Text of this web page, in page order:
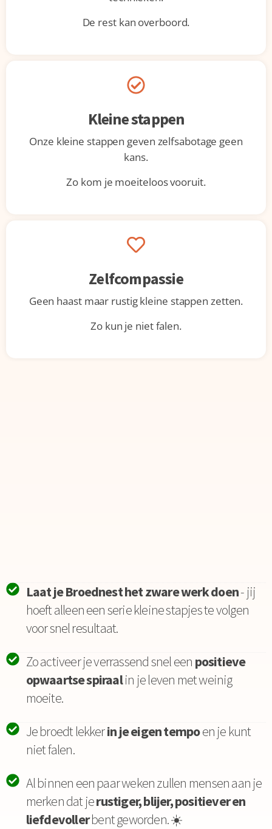
De rest kan overboord.
Kleine stappen
Onze kleine stappen geven zelfsabotage geen
kans.
Zo kom je moeiteloos vooruit.
Zelfcompassie
Geen haast maar rustig kleine stappen zetten.
Zo kun je niet falen.
Laat je Broednest het zware werk doen- jij
hoeft alleen een serie kleine stapjes te volgen
voor snel resultaat.
Zo activeer je verrassend snel een positieve
opwaartse spiraalin je leven met weinig
moeite.
Je broedt lekkerin je eigen tempoen je kunt
niet falen.
Al binnen een paar weken zullen mensen aan je
merken dat jerustiger, blijer, positiever en
liefdevollerbent geworden. ☀️